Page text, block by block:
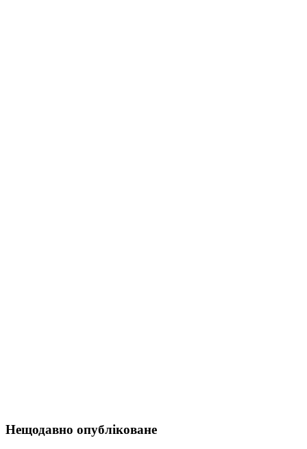
Нещодавно опубліковане